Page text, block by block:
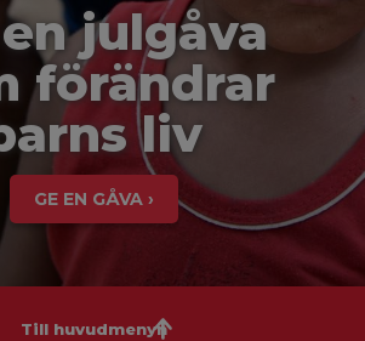
julgåva
förändrar
liv
GE EN GÅVA ›
Till huvudmenyn